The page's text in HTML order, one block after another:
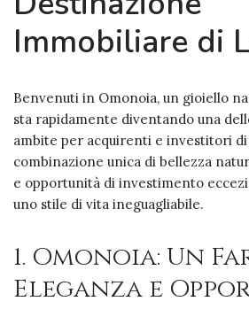
Immobiliare di
Benvenuti in Omonoia, un gioiello
sta rapidamente diventando una
ambite per acquirenti e investitori di
combinazione unica di bellezza
e opportunità di investimento
uno stile di vita ineguagliabile.
1. Omonoia: Un
Eleganza e